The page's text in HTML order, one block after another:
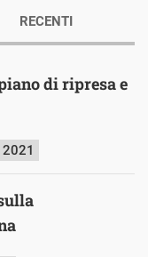
di ripresa e
RECENTI